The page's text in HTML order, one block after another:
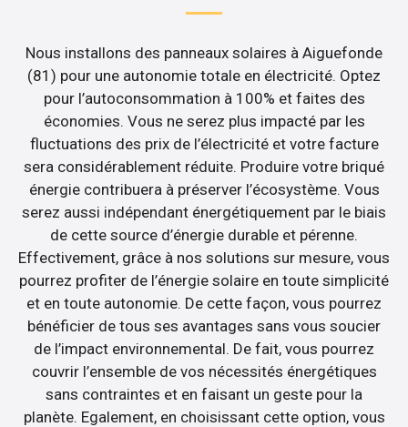
Nous installons des panneaux solaires à Aiguefonde
(81) pour une autonomie totale en électricité. Optez
pour l’autoconsommation à 100% et faites des
économies. Vous ne serez plus impacté par les
fluctuations des prix de l’électricité et votre facture
sera considérablement réduite. Produire votre briqué
énergie contribuera à préserver l’écosystème. Vous
serez aussi indépendant énergétiquement par le biais
de cette source d’énergie durable et pérenne.
Effectivement, grâce à nos solutions sur mesure, vous
pourrez profiter de l’énergie solaire en toute simplicité
et en toute autonomie. De cette façon, vous pourrez
bénéficier de tous ses avantages sans vous soucier
de l’impact environnemental. De fait, vous pourrez
couvrir l’ensemble de vos nécessités énergétiques
sans contraintes et en faisant un geste pour la
planète. Egalement, en choisissant cette option, vous